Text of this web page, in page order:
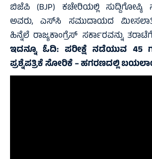
ಬಿಜೆಪಿ (BJP) ಕಚೇರಿಯಲ್ಲಿ
ಅವರು, ಎಸ್‌ಸಿ ಸಮುದಾಯದ
ಹಿನ್ನೆಲೆ ರಾಜ್ಯಕಾಂಗ್ರೆಸ್ ಸರ್ಕಾರವನ್ನು
ಇದನ್ನೂ ಓದಿ: ಪರೀಕ್ಷೆ ನಡೆಯುವ 45
ಪ್ರಶ್ನೆಪತ್ರಿಕೆ ಸೋರಿಕೆ – ಹಗರಣದಲ್ಲಿ